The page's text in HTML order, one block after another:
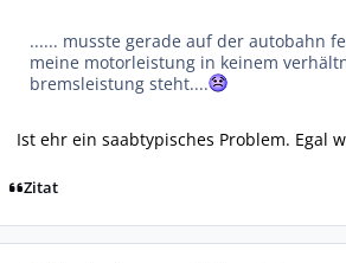
...... musste gerade auf der autobahn
meine motorleistung in keinem
bremsleistung steht....
Ist ehr ein saabtypisches Problem. Egal
Zitat